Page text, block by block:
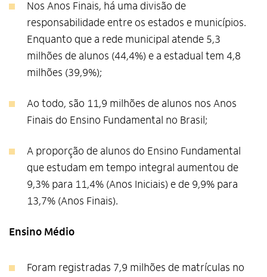
Nos Anos Finais, há uma divisão de
responsabilidade entre os estados e municípios.
Enquanto que a rede municipal atende 5,3
milhões de alunos (44,4%) e a estadual tem 4,8
milhões (39,9%);
Ao todo, são 11,9 milhões de alunos nos Anos
Finais do Ensino Fundamental no Brasil;
A proporção de alunos do Ensino Fundamental
que estudam em tempo integral aumentou de
9,3% para 11,4% (Anos Iniciais) e de 9,9% para
13,7% (Anos Finais).
Ensino Médio
Foram registradas 7,9 milhões de matrículas no